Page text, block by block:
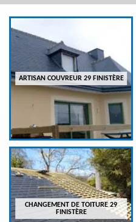
ARTISAN COUVREUR 29 FINISTÈRE
CHANGEMENT DE TOITURE 29
FINISTÈRE